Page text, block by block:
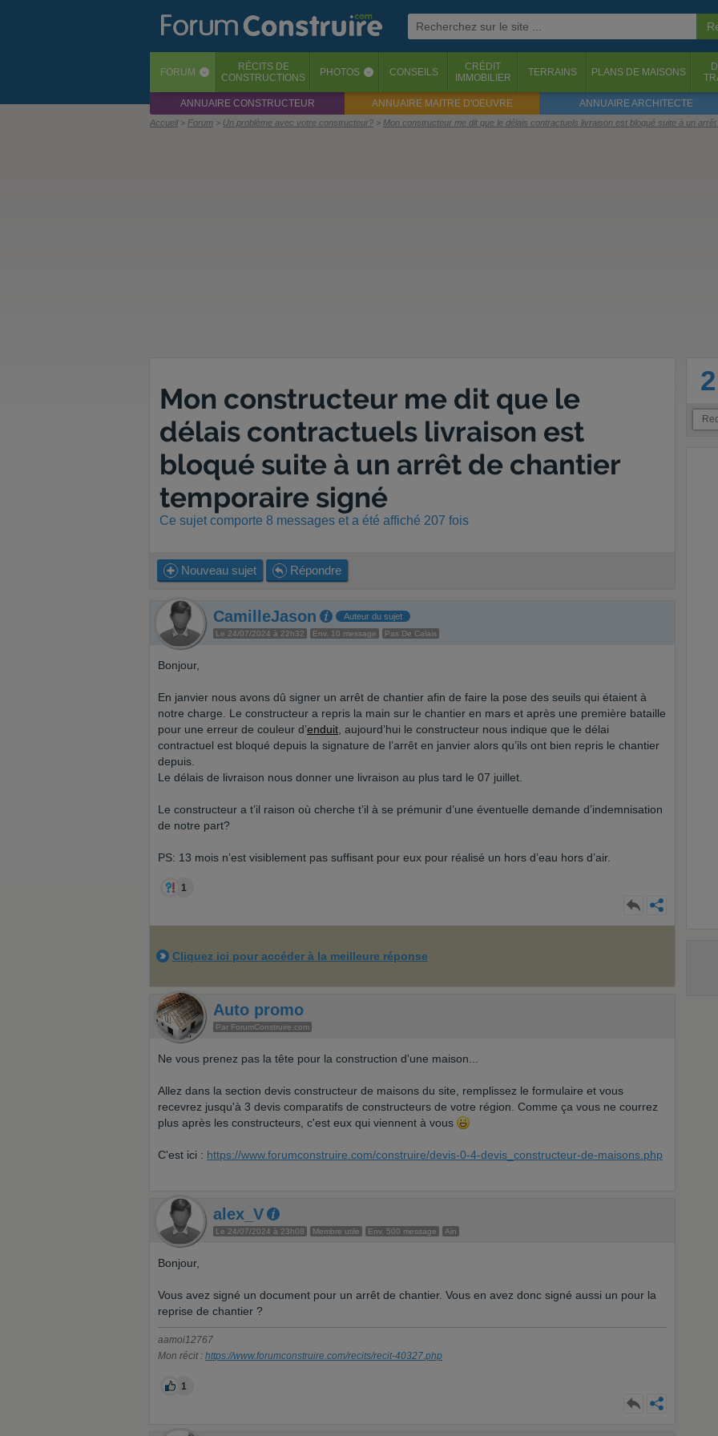
FORUM ‹ RÉCITS DE
CONSTRUCTIONS
PHOTOS ‹ CONSEILS
CRÉDIT
IMMOBILIER
TERRAINS PLANS DE MAISONS
ANNUAIRE CONSTRUCTEUR ANNUAIRE MAITRE D'OEUVRE ANNUAIRE ARCHITECTE
Accueil Forum Un problème avec votre constructeur? Mon constructeur me dit que le délais contractuels livraison est bloqué suite à un
Mon constructeur me dit que le
délais contractuels livraison est
bloqué suite à un arrêt de chantier
temporaire signé
Ce sujet comporte 8 messages et a été affiché 207 fois
Nouveau sujet Répondre
CamilleJason Auteur du sujet
Le 24/07/2024 à 22h32 Env. 10 message Pas De Calais
Bonjour,
En janvier nous avons dû signer un arrêt de chantier afin de faire la pose des seuils qui étaient à
notre charge. Le constructeur a repris la main sur le chantier en mars et après une première bataille
pour une erreur de couleur d’enduit , aujourd’hui le constructeur nous indique que le délai
contractuel est bloqué depuis la signature de l’arrêt en janvier alors qu’ils ont bien repris le chantier
depuis.
Le délais de livraison nous donner une livraison au plus tard le 07 juillet.
Le constructeur a t’il raison où cherche t’il à se prémunir d’une éventuelle demande d’indemnisation
de notre part?
PS: 13 mois n’est visiblement pas suffisant pour eux pour réalisé un hors d’eau hors d’air.
1
Cliquez ici pour accéder à la meilleure réponse
Auto promo
Par ForumConstruire.com
Ne vous prenez pas la tête pour la construction d'une maison...
Allez dans la section devis constructeur de maisons du site, remplissez le formulaire et vous
recevrez jusqu'à 3 devis comparatifs de constructeurs de votre région. Comme ça vous ne courrez
plus après les constructeurs, c'est eux qui viennent à vous
C'est ici : https://www.forumconstruire.com/construire/devis-0-4-devis_constructeur-de-maisons.php
alex_V
Le 24/07/2024 à 23h08 Membre utile Env. 500 message Ain
Bonjour,
Vous avez signé un document pour un arrêt de chantier. Vous en avez donc signé aussi un pour la
reprise de chantier ?
aamoi12767
Mon récit : https://www.forumconstruire.com/recits/recit-40327.php
1
2